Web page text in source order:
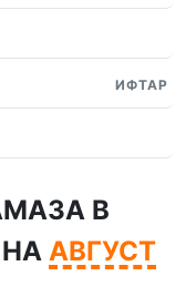
ИФТАР
В
АВГУСТ